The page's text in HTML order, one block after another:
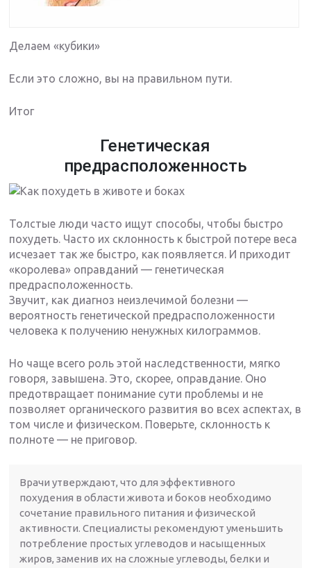
Делаем «кубики»
Если это сложно, вы на правильном пути.
Итог
Генетическая
предрасположенность
Толстые люди часто ищут способы, чтобы быстро
похудеть. Часто их склонность к быстрой потере веса
исчезает так же быстро, как появляется. И приходит
«королева» оправданий — генетическая
предрасположенность.
Звучит, как диагноз неизлечимой болезни —
вероятность генетической предрасположенности
человека к получению ненужных килограммов.
Но чаще всего роль этой наследственности, мягко
говоря, завышена. Это, скорее, оправдание. Оно
предотвращает понимание сути проблемы и не
позволяет органического развития во всех аспектах, в
том числе и физическом. Поверьте, склонность к
полноте — не приговор.
Врачи утверждают, что для эффективного
похудения в области живота и боков необходимо
сочетание правильного питания и физической
активности. Специалисты рекомендуют уменьшить
потребление простых углеводов и насыщенных
жиров, заменив их на сложные углеводы, белки и